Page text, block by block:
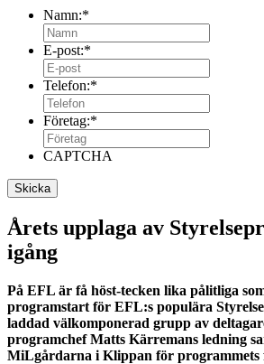
Namn:*
E-post:*
Telefon:*
Företag:*
CAPTCHA
Årets upplaga av
igång
På EFL är få höst-tecken lika pålitliga
programstart för EFL:s populära
laddad välkomponerad grupp av
programchef Matts Kärremans ledning
MiLgårdarna i Klippan för programmets